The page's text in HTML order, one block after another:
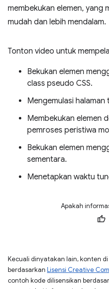
membekukan elemen, yang
mudah dan lebih mendalam.
Tonton video untuk
Bekukan elemen
class pseudo CSS.
Mengemulasi halaman
Membekukan elemen
pemroses peristiwa
Bekukan elemen
sementara.
Menetapkan waktu
Apakah
Kecuali dinyatakan lain, konten
berdasarkan Lisensi Creative
contoh kode dilisensikan